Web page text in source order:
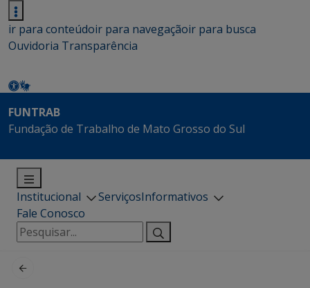
ir para conteúdoir para navegaçãoir para busca
Ouvidoria Transparência
FUNTRAB
Fundação de Trabalho de Mato Grosso do Sul
Institucional ServiçosInformativos
Fale Conosco
Pesquisar
por: